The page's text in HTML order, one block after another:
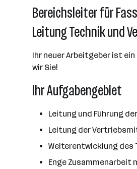
Bereichsleiter für
Leitung Technik und
Ihr neuer Arbeitgeber ist
wir Sie!
Ihr Aufgabengebiet
Leitung und Führung
Leitung der
Weiterentwicklung des
Enge Zusammenarbeit